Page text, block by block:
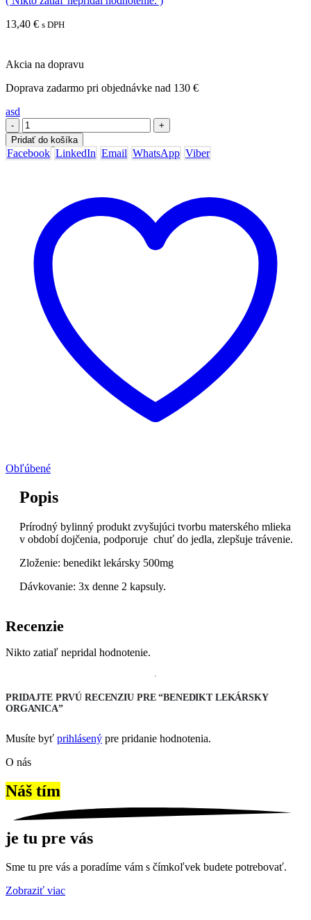
13,40 € s DPH
Akcia na dopravu
Doprava zadarmo pri objednávke nad 130 €
asd
-
+
Pridať do košíka
Facebook LinkedIn Email WhatsApp Viber
Obľúbené
Popis
Prírodný bylinný produkt zvyšujúci tvorbu materského mlieka
v období dojčenia, podporuje chuť do jedla, zlepšuje trávenie.
Zloženie: benedikt lekársky 500mg
Dávkovanie: 3x denne 2 kapsuly.
Recenzie
Nikto zatiaľ nepridal hodnotenie.
PRIDAJTE PRVÚ RECENZIU PRE “BENEDIKT LEKÁRSKY
ORGANICA”
Musíte byť prihlásený pre pridanie hodnotenia.
O nás
Náš tím
je tu pre vás
Sme tu pre vás a poradíme vám s čímkoľvek budete potrebovať.
Zobraziť viac